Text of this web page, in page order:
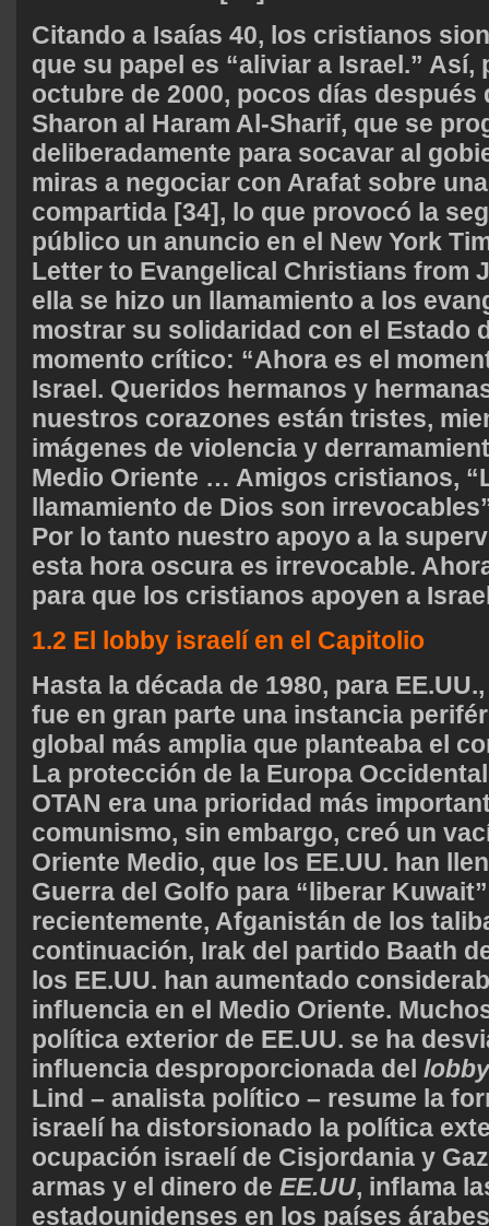
Citando a Isaías 40, los cristianos
que su papel es “aliviar a Israel.” Así,
octubre de 2000, pocos días después
Sharon al Haram Al-Sharif, que se
deliberadamente para socavar al
miras a negociar con Arafat sobre
compartida [34], lo que provocó la
público un anuncio en el New York
Letter to Evangelical Christians from
ella se hizo un llamamiento a los
mostrar su solidaridad con el Estado
momento crítico: “Ahora es el
Israel. Queridos hermanos y
nuestros corazones están tristes,
imágenes de violencia y
Medio Oriente … Amigos cristianos,
llamamiento de Dios son
Por lo tanto nuestro apoyo a la
esta hora oscura es irrevocable.
para que los cristianos apoyen a
1.2 El lobby israelí en el Capitolio
Hasta la década de 1980, para
fue en gran parte una instancia
global más amplia que planteaba el
La protección de la Europa
OTAN era una prioridad más
comunismo, sin embargo, creó un
Oriente Medio, que los EE.UU. han
Guerra del Golfo para “liberar
recientemente, Afganistán de los
continuación, Irak del partido Baath
los EE.UU. han aumentado
influencia en el Medio Oriente.
política exterior de EE.UU. se ha
influencia desproporcionada del lobby
Lind – analista político – resume la
israelí ha distorsionado la política
ocupación israelí de Cisjordania y
armas y el dinero de EE.UU, inflama
estadounidenses en los países